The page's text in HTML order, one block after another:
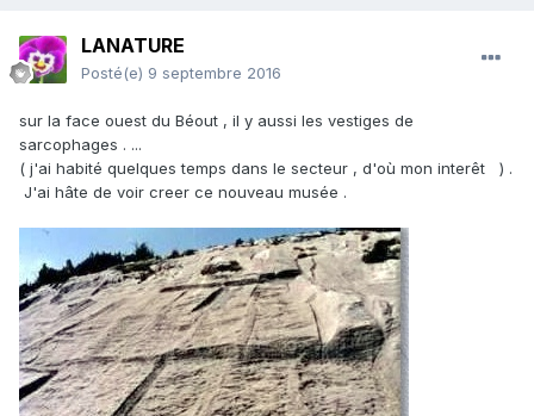
LANATURE
Posté(e) 9 septembre 2016
sur la face ouest du Béout , il y aussi les vestiges de
sarcophages . ...
( j'ai habité quelques temps dans le secteur , d'où mon interêt ) .
J'ai hâte de voir creer ce nouveau musée .